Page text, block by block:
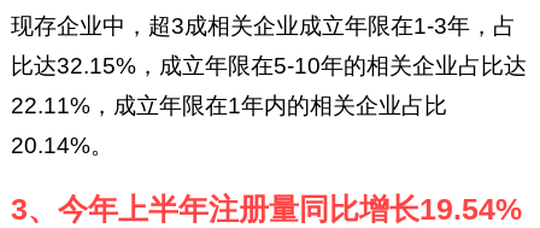
现存企业中，超3成相关企业成立年限在1-3年，占
比达32.15%，成立年限在5-10年的相关企业占比达
22.11%，成立年限在1年内的相关企业占比
20.14%。
3、今年上半年注册量同比增长19.54%